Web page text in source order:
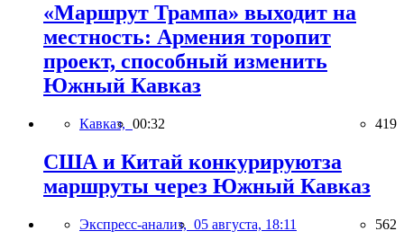
«Маршрут Трампа» выходит на
местность: Армения торопит
проект, способный изменить
Южный Кавказ
Кавказ, 00:32 419
США и Китай конкурируютза
маршруты через Южный Кавказ
Экспресс-анализ, 05 августа, 18:11 562